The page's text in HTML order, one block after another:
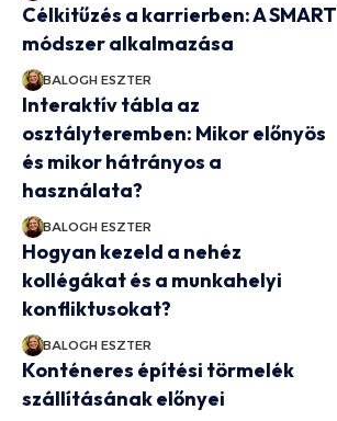
Célkitűzés a karrierben: A SMART
módszer alkalmazása
BALOGH ESZTER
Interaktív tábla az
osztályteremben: Mikor előnyös
és mikor hátrányos a
használata?
BALOGH ESZTER
Hogyan kezeld a nehéz
kollégákat és a munkahelyi
konfliktusokat?
BALOGH ESZTER
Konténeres építési törmelék
szállításának előnyei